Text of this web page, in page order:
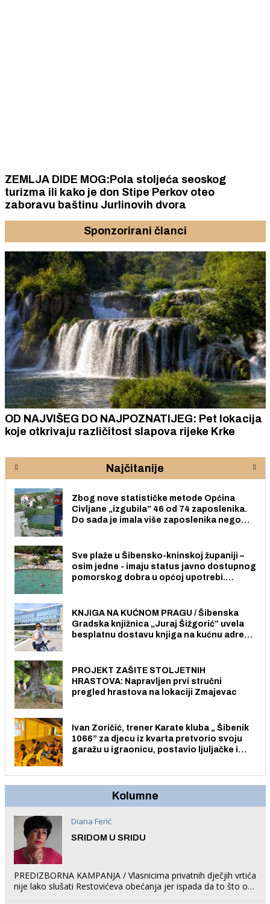
ZEMLJA DIDE MOG:Pola stoljeća seoskog
turizma ili kako je don Stipe Perkov oteo
zaboravu baštinu Jurlinovih dvora
Sponzorirani članci
OD NAJVIŠEG DO NAJPOZNATIJEG: Pet lokacija
koje otkrivaju različitost slapova rijeke Krke
Najčitanije
Zbog nove statističke metode Općina
Civljane „izgubila” 46 od 74 zaposlenika.
Do sada je imala više zaposlenika nego
Sve plaže u Šibensko-kninskoj županiji –
osim jedne - imaju status javno dostupnog
pomorskog dobra u općoj upotrebi.
KNJIGA NA KUĆNOM PRAGU / Šibenska
Gradska knjižnica „Juraj Šižgorić” uvela
besplatnu dostavu knjiga na kućnu adresu
PROJEKT ZAŠITE STOLJETNIH
HRASTOVA: Napravljen prvi stručni
pregled hrastova na lokaciji Zmajevac
Ivan Zoričić, trener Karate kluba „ Šibenik
1066” za djecu iz kvarta pretvorio svoju
garažu u igraonicu, postavio ljuljačke i
Kolumne
Diana Ferić
SRIDOM U SRIDU
PREDIZBORNA KAMPANJA / Vlasnicima privatnih dječjih vrtića
nije lako slušati Restovićeva obećanja jer ispada da to što oni